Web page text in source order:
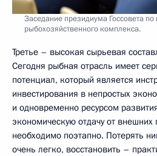
Заседание президиума Госсовета
рыбохозяйственного комплекса.
Третье – высокая сырьевая
Сегодня рыбная отрасль имеет
потенциал, который является
инвестирования в непростых
и одновременно ресурсом
экономическую отдачу от внешних
необходимо поэтапно. Потерять
очень легко, восстановить –